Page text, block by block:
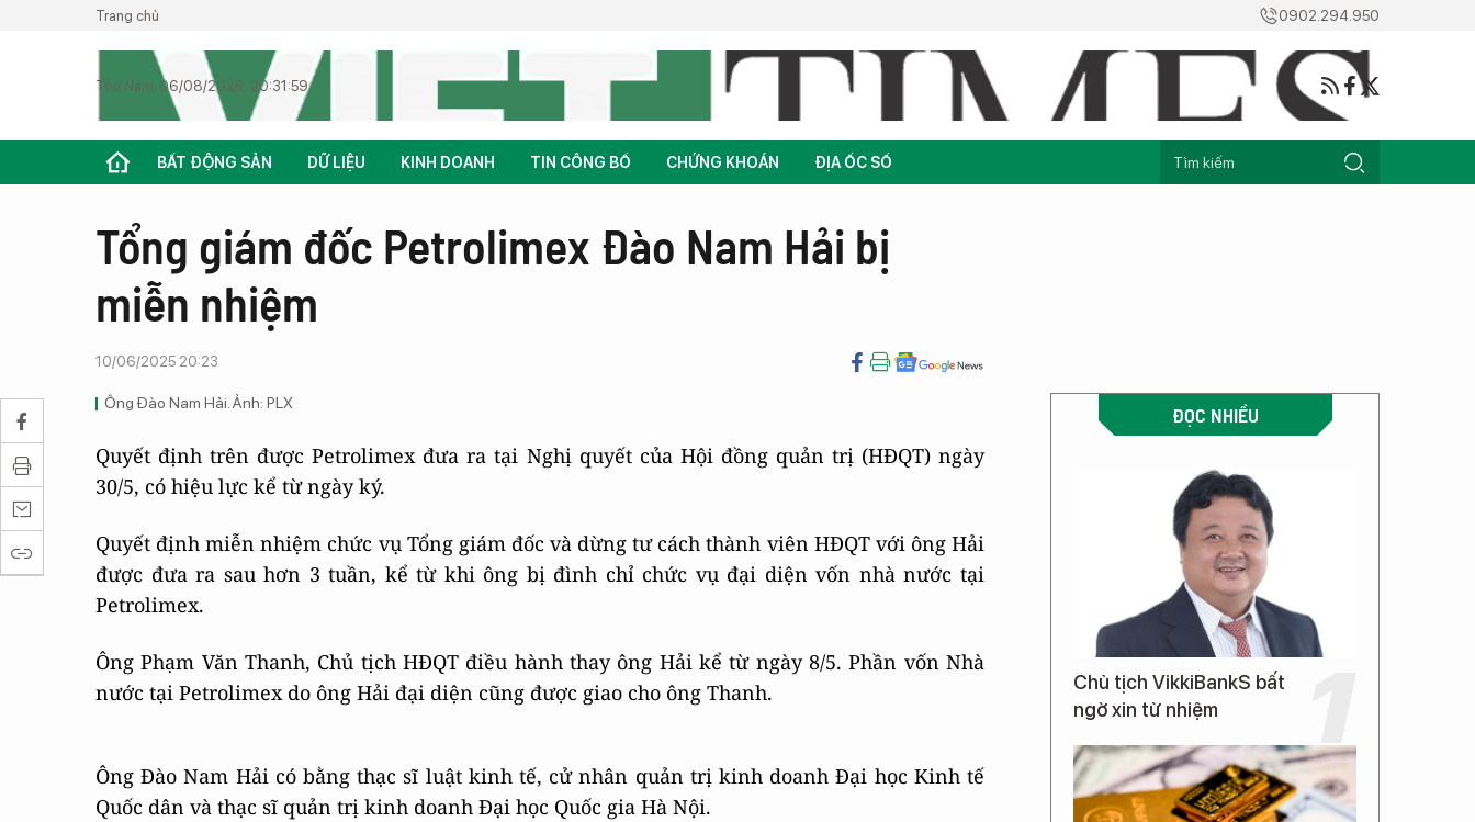
Trang chủ 0902.294.950
Thứ Năm, 06/08/2026, 20:31:59
BẤT ĐỘNG SẢN DỮ LIỆU KINH DOANH TIN CÔNG BỐ CHỨNG KHOÁN ĐỊA ỐC SỐ
Tổng giám đốc Petrolimex Đào Nam Hải bị
miễn nhiệm
10/06/2025 20:23
Ông Đào Nam Hải. Ảnh: PLX
Quyết định trên được Petrolimex đưa ra tại Nghị quyết của Hội đồng quản trị (HĐQT) ngày
30/5, có hiệu lực kể từ ngày ký.
Quyết định miễn nhiệm chức vụ Tổng giám đốc và dừng tư cách thành viên HĐQT với ông Hải
được đưa ra sau hơn 3 tuần, kể từ khi ông bị đình chỉ chức vụ đại diện vốn nhà nước tại
Petrolimex.
Ông Phạm Văn Thanh, Chủ tịch HĐQT điều hành thay ông Hải kể từ ngày 8/5. Phần vốn Nhà
nước tại Petrolimex do ông Hải đại diện cũng được giao cho ông Thanh.
Ông Đào Nam Hải có bằng thạc sĩ luật kinh tế, cử nhân quản trị kinh doanh Đại học Kinh tế
Quốc dân và thạc sĩ quản trị kinh doanh Đại học Quốc gia Hà Nội.
ĐỌC NHIỀU
Chủ tịch VikkiBankS bất
ngờ xin từ nhiệm